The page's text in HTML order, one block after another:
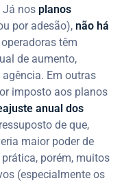
Já nos planos
por adesão),não há
têm
de aumento,
agência. Em outras
imposto aos planos
anual dos
de que,
maior poder de
porém, muitos
(especialmente os